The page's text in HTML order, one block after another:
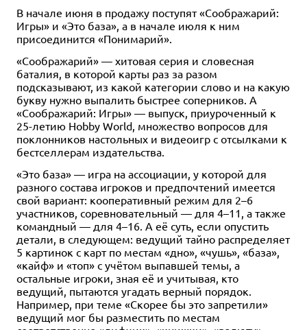
20 12+
Берсерк. Герои. Новые
Идолы. Начальный набор:
Абаддон
800 ₽
Купить
20 12+
Берсерк. Герои. Новые
Идолы. Начальный набор:
Ферекрат
800 ₽
20 12+
Берсерк. Герои. Новые
Идолы. Начальный набор:
Секхет-Акх
800 ₽
Купить
20 12+
Берсерк. Герои: Новые
Идолы. Дисплей бустеров
4 801 ₽
Купить
2 20 12+
Берсерк. Герои: Новые
Идолы. Бустер
200 ₽
Купить
В начале июня в продажу поступят «Соображарий:
Игры» и «Это база», а в начале июля к ним
присоединится «Понимарий».
«Соображарий» — хитовая серия и словесная
баталия, в которой карты раз за разом
подсказывают, из какой категории слово и на какую
букву нужно выпалить быстрее соперников. А
«Соображарий: Игры» — выпуск, приуроченный к
25-летию Hobby World, множество вопросов для
поклонников настольных и видеоигр с отсылками к
бестселлерам издательства.
«Это база» — игра на ассоциации, у которой для
разного состава игроков и предпочтений имеется
свой вариант: кооперативный режим для 2–6
участников, соревновательный — для 4–11, а также
командный — для 4–16. А её суть, если опустить
детали, в следующем: ведущий тайно распределяет
5 картинок с карт по местам «дно», «чушь», «база»,
«кайф» и «топ» с учётом выпавшей темы, а
остальные игроки, зная её и учитывая, кто
ведущий, пытаются угадать верный порядок.
Например, при теме «Скорее бы это запретили»
ведущий мог бы разместить по местам